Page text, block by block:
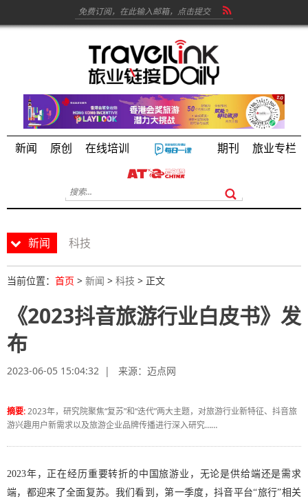
新闻 原创 在线培训 期刊 旅业专栏
新闻 科技
当前位置： 首页 > 新闻 > 科技 > 正文
《2023抖音旅游行业白皮书》发
布
2023-06-05 15:04:32 | 来源： 迈点网
摘要:2023年，研究院聚焦“复苏”和“迭代”两大主题，对旅游行业新特征、抖音旅
游兴趣用户新需求以及旅游企业品牌传播进行深入研究……
2023年，正在经历重要转折的中国旅游业，无论是供给端还是需求
端，都迎来了全面复苏。我们看到，第一季度，抖音平台“旅行”相关